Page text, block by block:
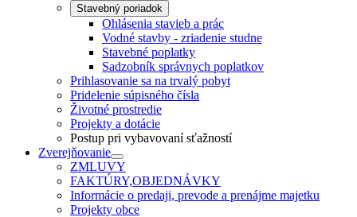
Stavebný poriadok
Ohlásenia stavieb a prác
Vodné stavby - zriadenie studne
Stavebné poplatky
Sadzobník správnych poplatkov
Prihlasovanie sa na trvalý pobyt
Pridelenie súpisného čísla
Životné prostredie
Projekty a dotácie
Postup pri vybavovaní sťažností
Zverejňovanie
ZMLUVY
FAKTÚRY,OBJEDNÁVKY
Informácie o predaji, prevode a prenájme majetku
Projekty obce